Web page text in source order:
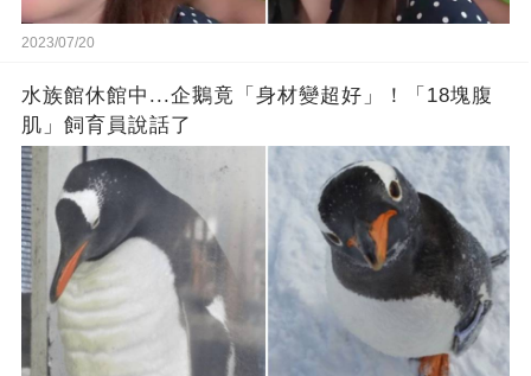
2023/07/20
水族館休館中...企鵝竟「身材變超好」！「18塊腹
肌」飼育員說話了